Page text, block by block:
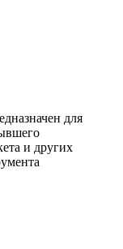
для
и других